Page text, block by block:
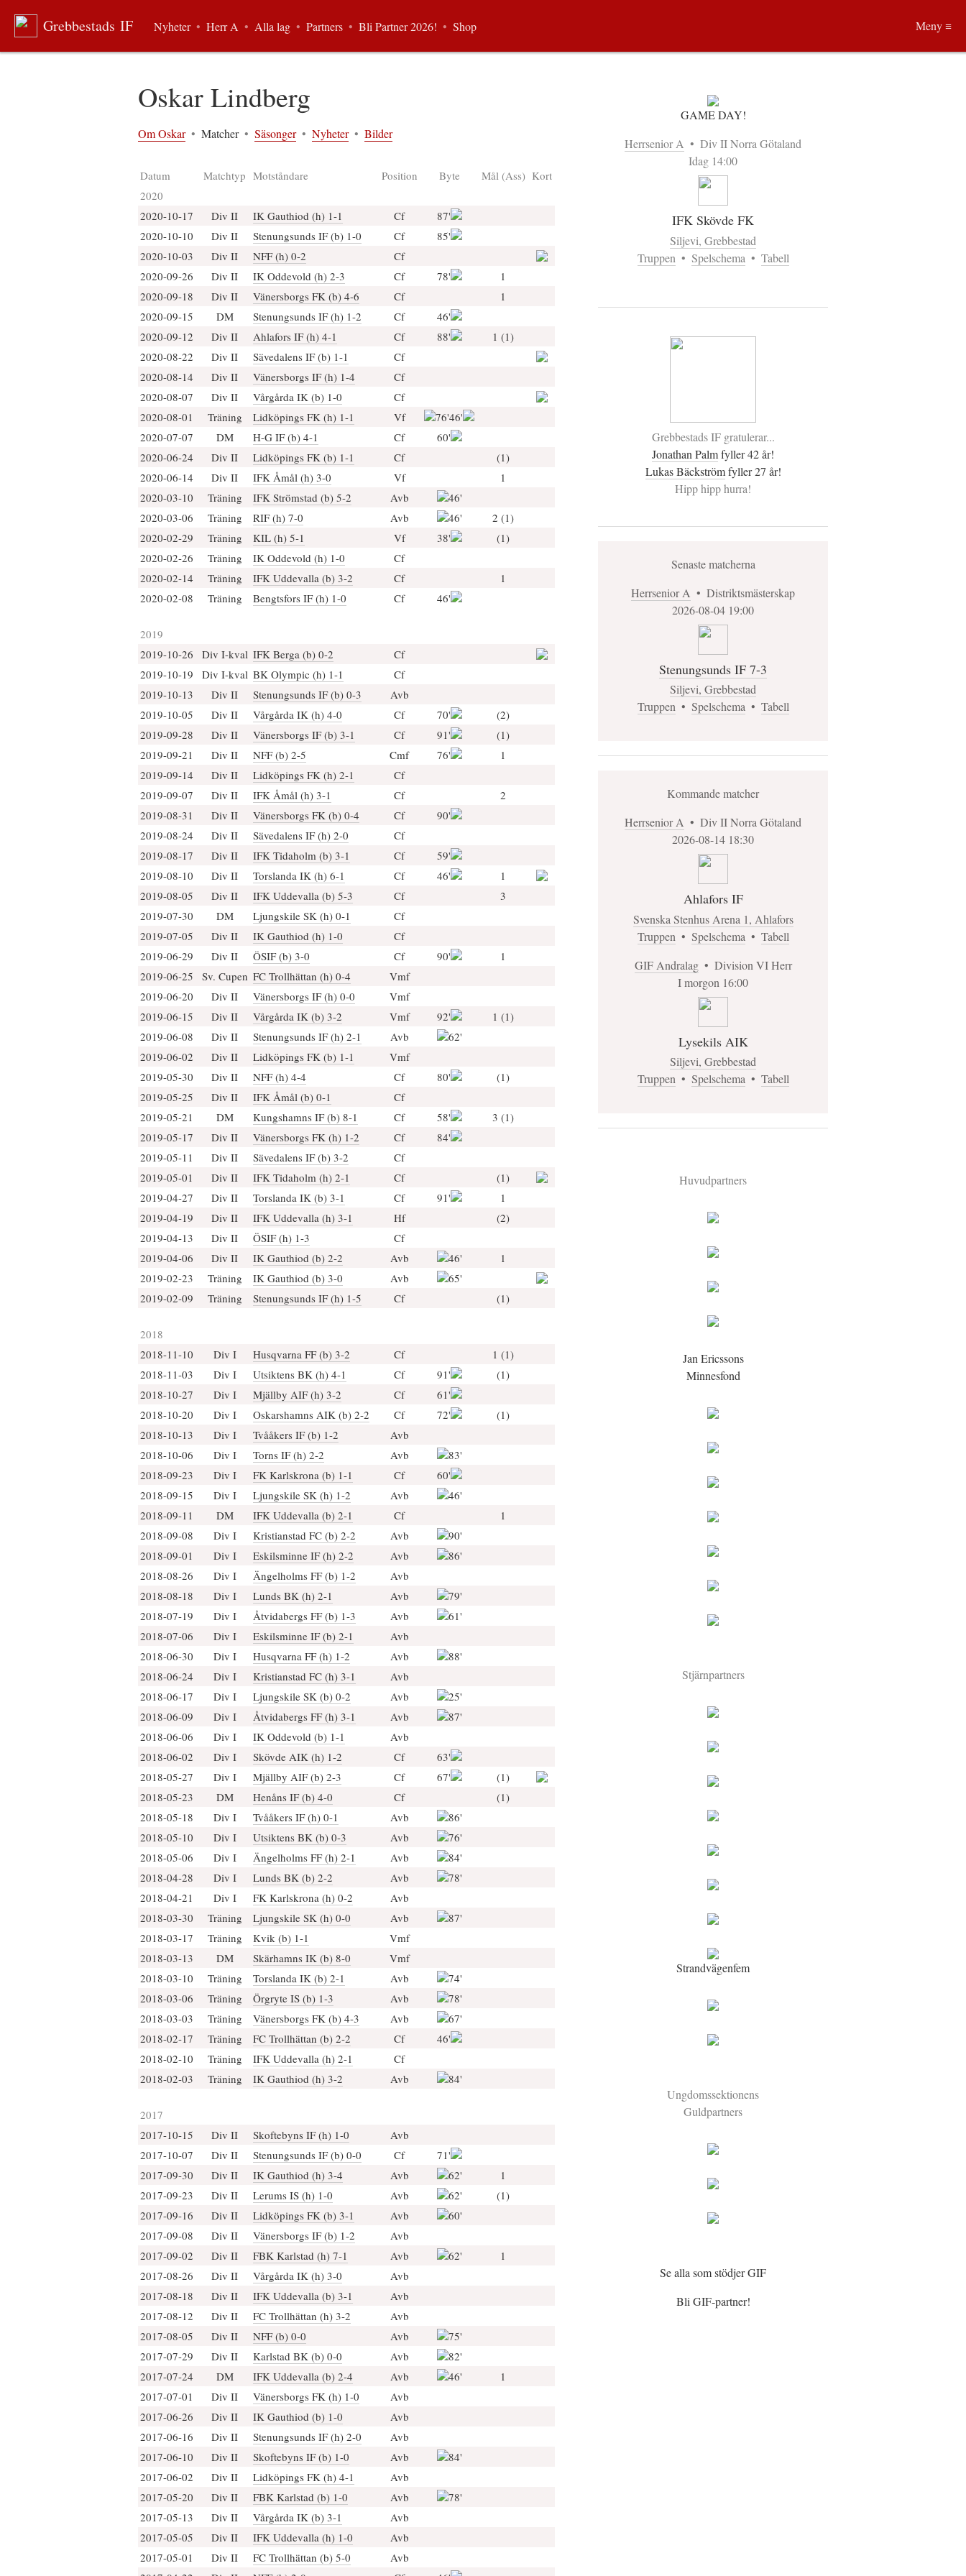
Oskar Lindberg
Om Oskar • Matcher • Säsonger • Nyheter • Bilder
Datum Matchtyp Motståndare Position Byte Mål (Ass) Kort
2020
2020-10-17
Div II IK Gauthiod (h) 1-1 Cf
87'
2020-10-10
Div II Stenungsunds IF (b) 1-0 Cf
85'
2020-10-03
Div II NFF (h) 0-2
Cf
2020-09-26
Div II IK Oddevold (h) 2-3 Cf 78'
1
2020-09-18
Div II Vänersborgs FK (b) 4-6 Cf
1
2020-09-15
DM Stenungsunds IF (h) 1-2 Cf
46'
2020-09-12
Div II Ahlafors IF (h) 4-1 Cf 88'
1 (1)
2020-08-22
Div II Sävedalens IF (b) 1-1
Cf
2020-08-14
Div II Vänersborgs IF (h) 1-4
Cf
2020-08-07
Div II Vårgårda IK (b) 1-0
Cf
2020-08-01
Träning Lidköpings FK (h) 1-1 Vf
76'46'
2020-07-07
DM H-G IF (b) 4-1 Cf
60'
2020-06-24
Div II Lidköpings FK (b) 1-1 Cf
(1)
2020-06-14
Div II IFK Åmål (h) 3-0 Vf
1
2020-03-10
Träning IFK Strömstad (b) 5-2 Avb
46'
2020-03-06
Träning RIF (h) 7-0 Avb 46'
2 (1)
2020-02-29
Träning KIL (h) 5-1 Vf 38'
(1)
2020-02-26
Träning IK Oddevold (h) 1-0
Cf
2020-02-14
Träning IFK Uddevalla (b) 3-2 Cf
1
2020-02-08
Träning Bengtsfors IF (h) 1-0 Cf 46'
2019
2019-10-26
Div I-kval IFK Berga (b) 0-2
Cf
2019-10-19
Div I-kval BK Olympic (h) 1-1
Cf
2019-10-13
Div II Stenungsunds IF (b) 0-3
Avb
2019-10-05
Div II Vårgårda IK (h) 4-0 Cf 70'
(2)
2019-09-28
Div II Vänersborgs IF (b) 3-1 Cf 91'
(1)
2019-09-21
Div II NFF (b) 2-5 Cmf 76'
1
2019-09-14
Div II Lidköpings FK (h) 2-1
Cf
2019-09-07
Div II IFK Åmål (h) 3-1 Cf
2
2019-08-31
Div II Vänersborgs FK (b) 0-4 Cf
90'
2019-08-24
Div II Sävedalens IF (h) 2-0
Cf
2019-08-17
Div II IFK Tidaholm (b) 3-1 Cf
59'
2019-08-10
Div II Torslanda IK (h) 6-1 Cf 46'
1
2019-08-05
Div II IFK Uddevalla (b) 5-3 Cf
3
2019-07-30
DM Ljungskile SK (h) 0-1
Cf
2019-07-05
Div II IK Gauthiod (h) 1-0
Cf
2019-06-29
Div II ÖSIF (b) 3-0 Cf 90'
1
2019-06-25
Sv. Cupen FC Trollhättan (h) 0-4
Vmf
2019-06-20
Div II Vänersborgs IF (h) 0-0
Vmf
2019-06-15
Div II Vårgårda IK (b) 3-2 Vmf 92'
1 (1)
2019-06-08
Div II Stenungsunds IF (h) 2-1 Avb
62'
2019-06-02
Div II Lidköpings FK (b) 1-1
Vmf
2019-05-30
Div II NFF (h) 4-4 Cf 80'
(1)
2019-05-25
Div II IFK Åmål (b) 0-1
Cf
2019-05-21
DM Kungshamns IF (b) 8-1 Cf 58'
3 (1)
2019-05-17
Div II Vänersborgs FK (h) 1-2 Cf
84'
2019-05-11
Div II Sävedalens IF (b) 3-2
Cf
2019-05-01
Div II IFK Tidaholm (h) 2-1 Cf
(1)
2019-04-27
Div II Torslanda IK (b) 3-1 Cf 91'
1
2019-04-19
Div II IFK Uddevalla (h) 3-1 Hf
(2)
2019-04-13
Div II ÖSIF (h) 1-3
Cf
2019-04-06
Div II IK Gauthiod (b) 2-2 Avb 46'
1
2019-02-23
Träning IK Gauthiod (b) 3-0 Avb
65'
2019-02-09
Träning Stenungsunds IF (h) 1-5 Cf (1)
2018
2018-11-10
Div I Husqvarna FF (b) 3-2 Cf
1 (1)
2018-11-03
Div I Utsiktens BK (h) 4-1 Cf 91'
(1)
2018-10-27
Div I Mjällby AIF (h) 3-2 Cf
61'
2018-10-20
Div I Oskarshamns AIK (b) 2-2 Cf 72'
(1)
2018-10-13
Div I Tvååkers IF (b) 1-2
Avb
2018-10-06
Div I Torns IF (h) 2-2 Avb
83'
2018-09-23
Div I FK Karlskrona (b) 1-1 Cf
60'
2018-09-15
Div I Ljungskile SK (h) 1-2 Avb
46'
2018-09-11
DM IFK Uddevalla (b) 2-1 Cf
1
2018-09-08
Div I Kristianstad FC (b) 2-2 Avb
90'
2018-09-01
Div I Eskilsminne IF (h) 2-2 Avb
86'
2018-08-26
Div I Ängelholms FF (b) 1-2
Avb
2018-08-18
Div I Lunds BK (h) 2-1 Avb
79'
2018-07-19
Div I Åtvidabergs FF (b) 1-3 Avb
61'
2018-07-06
Div I Eskilsminne IF (b) 2-1
Avb
2018-06-30
Div I Husqvarna FF (h) 1-2 Avb
88'
2018-06-24
Div I Kristianstad FC (h) 3-1
Avb
2018-06-17
Div I Ljungskile SK (b) 0-2 Avb
25'
2018-06-09
Div I Åtvidabergs FF (h) 3-1 Avb
87'
2018-06-06
Div I IK Oddevold (b) 1-1
Avb
2018-06-02
Div I Skövde AIK (h) 1-2 Cf
63'
2018-05-27
Div I Mjällby AIF (b) 2-3 Cf 67'
(1)
2018-05-23
DM Henåns IF (b) 4-0 Cf
(1)
2018-05-18
Div I Tvååkers IF (h) 0-1 Avb
86'
2018-05-10
Div I Utsiktens BK (b) 0-3 Avb
76'
2018-05-06
Div I Ängelholms FF (h) 2-1 Avb
84'
2018-04-28
Div I Lunds BK (b) 2-2 Avb
78'
2018-04-21
Div I FK Karlskrona (h) 0-2
Avb
2018-03-30
Träning Ljungskile SK (h) 0-0 Avb
87'
2018-03-17
Träning Kvik (b) 1-1
Vmf
2018-03-13
DM Skärhamns IK (b) 8-0
Vmf
2018-03-10
Träning Torslanda IK (b) 2-1 Avb
74'
2018-03-06
Träning Örgryte IS (b) 1-3 Avb
78'
2018-03-03
Träning Vänersborgs FK (b) 4-3 Avb
67'
2018-02-17
Träning FC Trollhättan (b) 2-2 Cf
46'
2018-02-10
Träning IFK Uddevalla (h) 2-1
Cf
2018-02-03
Träning IK Gauthiod (h) 3-2 Avb 84'
2017
2017-10-15
Div II Skoftebyns IF (h) 1-0
Avb
2017-10-07
Div II Stenungsunds IF (b) 0-0 Cf
71'
2017-09-30
Div II IK Gauthiod (h) 3-4 Avb 62'
1
2017-09-23
Div II Lerums IS (h) 1-0 Avb 62'
(1)
2017-09-16
Div II Lidköpings FK (b) 3-1 Avb
60'
2017-09-08
Div II Vänersborgs IF (b) 1-2
Avb
2017-09-02
Div II FBK Karlstad (h) 7-1 Avb 62'
1
2017-08-26
Div II Vårgårda IK (h) 3-0
Avb
2017-08-18
Div II IFK Uddevalla (b) 3-1
Avb
2017-08-12
Div II FC Trollhättan (h) 3-2
Avb
2017-08-05
Div II NFF (b) 0-0 Avb
75'
2017-07-29
Div II Karlstad BK (b) 0-0 Avb
82'
2017-07-24
DM IFK Uddevalla (b) 2-4 Avb 46'
1
2017-07-01
Div II Vänersborgs FK (h) 1-0
Avb
2017-06-26
Div II IK Gauthiod (b) 1-0
Avb
2017-06-16
Div II Stenungsunds IF (h) 2-0
Avb
2017-06-10
Div II Skoftebyns IF (b) 1-0 Avb
84'
2017-06-02
Div II Lidköpings FK (h) 4-1
Avb
2017-05-20
Div II FBK Karlstad (b) 1-0 Avb
78'
2017-05-13
Div II Vårgårda IK (b) 3-1
Avb
2017-05-05
Div II IFK Uddevalla (h) 1-0
Avb
2017-05-01
Div II FC Trollhättan (b) 5-0
Avb
GAME DAY!
Herrsenior A • Div II Norra Götaland
Idag 14:00
IFK Skövde FK
Siljevi, Grebbestad
Truppen • Spelschema • Tabell
Grebbestads IF gratulerar...
Jonathan Palmfyller 42 år!
Lukas Bäckströmfyller 27 år!
Hipp hipp hurra!
Senaste matcherna
Herrsenior A • Distriktsmästerskap
2026-08-04 19:00
Stenungsunds IF 7-3
Siljevi, Grebbestad
Truppen • Spelschema • Tabell
Kommande matcher
Herrsenior A • Div II Norra Götaland
2026-08-14 18:30
Ahlafors IF
Svenska Stenhus Arena 1, Ahlafors
Truppen • Spelschema • Tabell
GIF Andralag • Division VI Herr
I morgon 16:00
Lysekils AIK
Siljevi, Grebbestad
Truppen • Spelschema • Tabell
Huvudpartners
Jan Ericssons
Minnesfond
Stjärnpartners
Strandvägenfem
Ungdomssektionens
Guldpartners
Se alla som stödjer GIF
Bli GIF-partner!
Grebbestads IF Nyheter • Herr A • Alla lag • Partners • Bli Partner 2026! • Shop Meny ≡